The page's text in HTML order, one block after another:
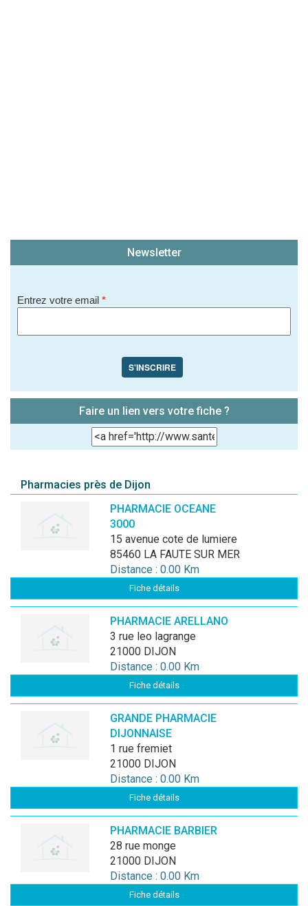
Newsletter
Entrez votre email *
S'INSCRIRE
Faire un lien vers votre fiche ?
Pharmacies près de Dijon
PHARMACIE OCEANE
3000
15 avenue cote de lumiere
85460 LA FAUTE SUR MER
Distance : 0.00 Km
Fiche détails
PHARMACIE ARELLANO
3 rue leo lagrange
21000 DIJON
Distance : 0.00 Km
Fiche détails
GRANDE PHARMACIE
DIJONNAISE
1 rue fremiet
21000 DIJON
Distance : 0.00 Km
Fiche détails
PHARMACIE BARBIER
28 rue monge
21000 DIJON
Distance : 0.00 Km
Fiche détails